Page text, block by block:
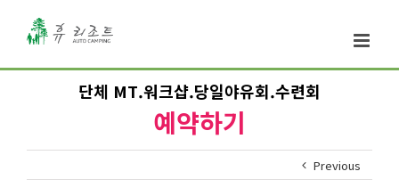
단체 MT.워크샵.당일야유회.수련회
예약하기
Previous